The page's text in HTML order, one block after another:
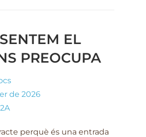
EL
PREOCUPA
de 2026
perquè és una entrada